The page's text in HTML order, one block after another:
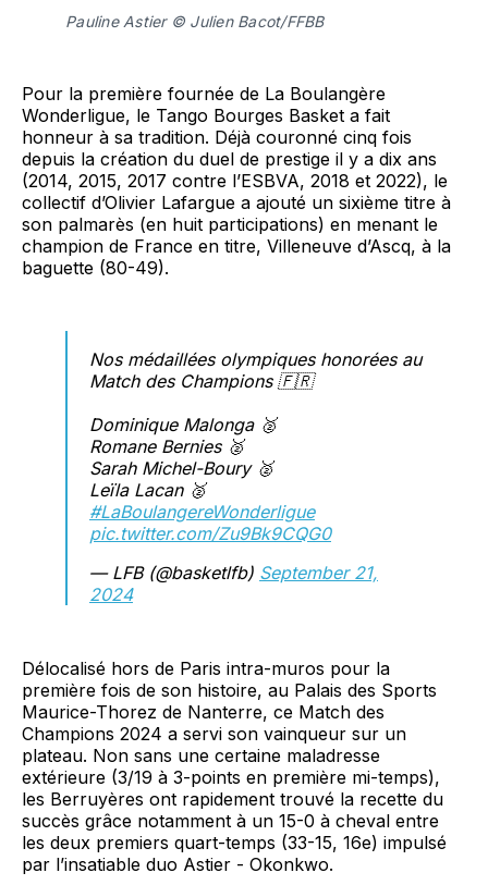
Pauline Astier © Julien Bacot/FFBB
Pour la première fournée de La Boulangère
Wonderligue, le Tango Bourges Basket a fait
honneur à sa tradition. Déjà couronné cinq fois
depuis la création du duel de prestige il y a dix ans
(2014, 2015, 2017 contre l’ESBVA, 2018 et 2022), le
collectif d’Olivier Lafargue a ajouté un sixième titre à
son palmarès (en huit participations) en menant le
champion de France en titre, Villeneuve d’Ascq, à la
baguette (80-49).
Nos médaillées olympiques honorées au
Match des Champions 🇫🇷
Dominique Malonga 🥈
Romane Bernies 🥈
Sarah Michel-Boury 🥈
Leïla Lacan 🥈
#LaBoulangereWonderligue
pic.twitter.com/Zu9Bk9CQG0
— LFB (@basketlfb) September 21,
2024
Délocalisé hors de Paris intra-muros pour la
première fois de son histoire, au Palais des Sports
Maurice-Thorez de Nanterre, ce Match des
Champions 2024 a servi son vainqueur sur un
plateau. Non sans une certaine maladresse
extérieure (3/19 à 3-points en première mi-temps),
les Berruyères ont rapidement trouvé la recette du
succès grâce notamment à un 15-0 à cheval entre
les deux premiers quart-temps (33-15, 16e) impulsé
par l’insatiable duo Astier - Okonkwo.